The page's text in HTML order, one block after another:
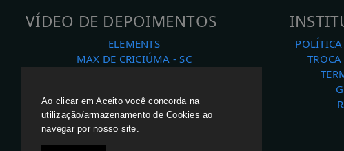
VÍDEO DE DEPOIMENTOS
ELEMENTS
MAX DE CRICIÚMA - SC
BRASILINA DE TAMARANA - PR
Ao clicar em Aceito você concorda na
utilização/armazenamento de Cookies ao
navegar por nosso site.